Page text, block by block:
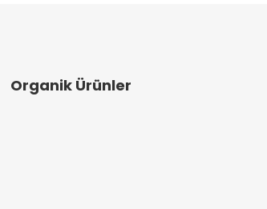
Organik Ürünler